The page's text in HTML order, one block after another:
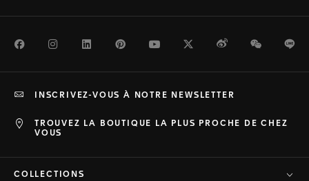
FacebookInstagramLinkedInPinterestYoutubeTwitterWeiboWeChat
TROUVEZ LA BOUTIQUE LA PLUS PROCHE DE CHEZ
VOUS
INSCRIVEZ-VOUS À NOTRE NEWSLETTER
COLLECTIONS